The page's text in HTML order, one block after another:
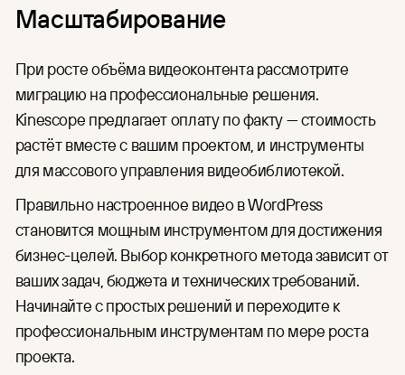
Масштабирование
При росте объёма видеоконтента рассмотрите
миграцию на профессиональные решения.
Kinescope предлагает оплату по факту — стоимость
растёт вместе с вашим проектом, и инструменты
для массового управления видеобиблиотекой.
Правильно настроенное видео в WordPress
становится мощным инструментом для достижения
бизнес-целей. Выбор конкретного метода зависит от
ваших задач, бюджета и технических требований.
Начинайте с простых решений и переходите к
профессиональным инструментам по мере роста
проекта.